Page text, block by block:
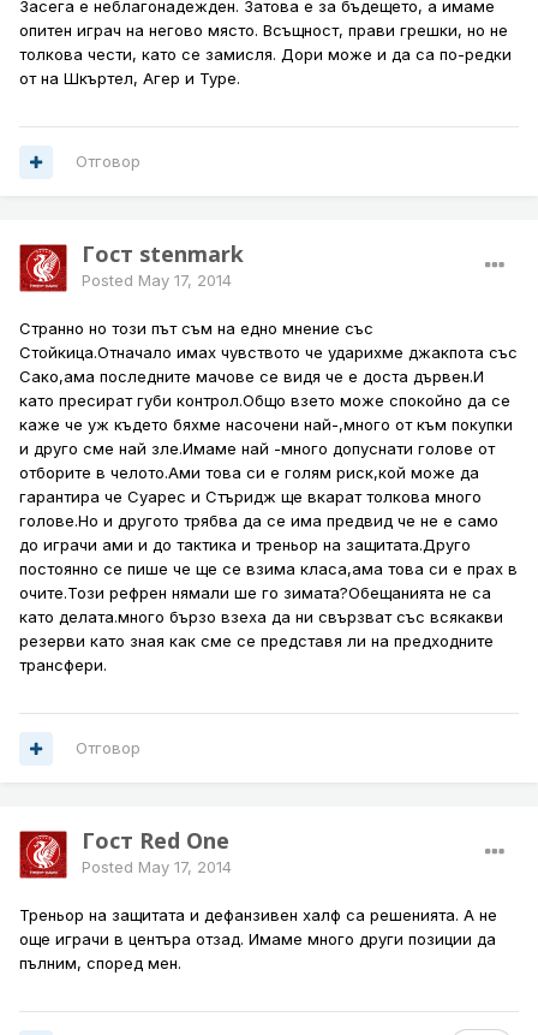
Засега е неблагонадежден. Затова е за бъдещето, а имаме
опитен играч на негово място. Всъщност, прави грешки, но не
толкова чести, като се замисля. Дори може и да са по-редки
от на Шкъртел, Агер и Туре.
Отговор
Гост stenmark
Posted May 17, 2014
Странно но този път съм на едно мнение със
Стойкица.Отначало имах чувството че ударихме джакпота със
Сако,ама последните мачове се видя че е доста дървен.И
като пресират губи контрол.Общо взето може спокойно да се
каже че уж където бяхме насочени най-,много от към покупки
и друго сме най зле.Имаме най -много допуснати голове от
отборите в челото.Ами това си е голям риск,кой може да
гарантира че Суарес и Стъридж ще вкарат толкова много
голове.Но и другото трябва да се има предвид че не е само
до играчи ами и до тактика и треньор на защитата.Друго
постоянно се пише че ще се взима класа,ама това си е прах в
очите.Този рефрен нямали ше го зимата?Обещанията не са
като делата.много бързо взеха да ни свързват със всякакви
резерви като зная как сме се представя ли на предходните
трансфери.
Отговор
Гост Red One
Posted May 17, 2014
Треньор на защитата и дефанзивен халф са решенията. А не
още играчи в центъра отзад. Имаме много други позиции да
пълним, според мен.